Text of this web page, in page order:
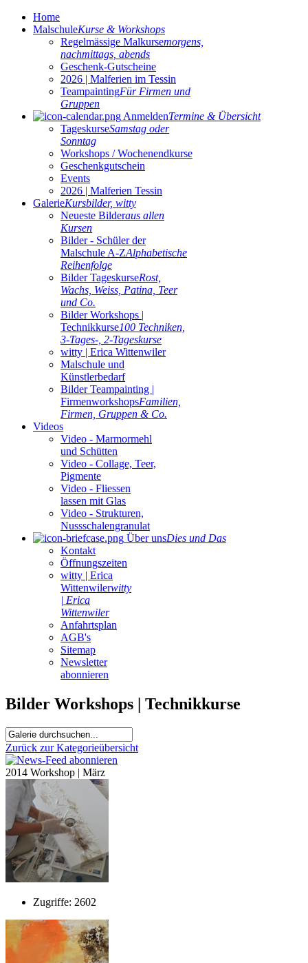
Home
MalschuleKurse & Workshops
Regelmässige Malkursemorgens,
nachmittags, abends
Geschenk-Gutscheine
2026 | Malferien im Tessin
TeampaintingFür Firmen und
Gruppen
AnmeldenTermine & Übersicht
TageskurseSamstag oder
Sonntag
Workshops / Wochenendkurse
Geschenkgutschein
Events
2026 | Malferien Tessin
GalerieKursbilder, witty
Neueste Bilderaus allen
Kursen
Bilder - Schüler der
Malschule A-ZAlphabetische
Reihenfolge
Bilder TageskurseRost,
Wachs, Weiss, Patina, Teer
und Co.
Bilder Workshops |
Technikkurse100 Techniken,
3-Tages-, 2-Tageskurse
witty | Erica Wittenwiler
Malschule und
Künstlerbedarf
Bilder Teampainting |
FirmenworkshopsFamilien,
Firmen, Gruppen & Co.
Videos
Video - Marmormehl
und Schütten
Video - Collage, Teer,
Pigmente
Video - Fliessen
lassen mit Glas
Video - Strukturen,
Nussschalengranulat
Über unsDies und Das
Kontakt
Öffnungszeiten
witty | Erica
Wittenwilerwitty
| Erica
Wittenwiler
Anfahrtsplan
AGB's
Sitemap
Newsletter
abonnieren
Bilder Workshops | Technikkurse
Zurück zur Kategorieübersicht
2014 Workshop | März
Zugriffe: 2602